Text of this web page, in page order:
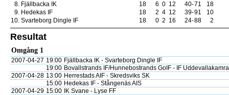
8. Fjällbacka IK 18 6 0 12 40-71
18
9. Hedekas IF 18 2 4 12 39-91
10
10. Svarteborg Dingle IF 18 0 2 16 24-88 2
Resultat
Omgång 1
2007-04-27 19:00 Fjällbacka IK - Svarteborg Dingle IF
19:00 Bovallstrands IF/Hunnebostrands GoIF - IF
2007-04-28 13:00 Herrestads AIF - Skredsviks SK
15:00 Hedekas IF - Stångenäs AIS
2007-04-29 15:00 IK Svane - Lyse FF